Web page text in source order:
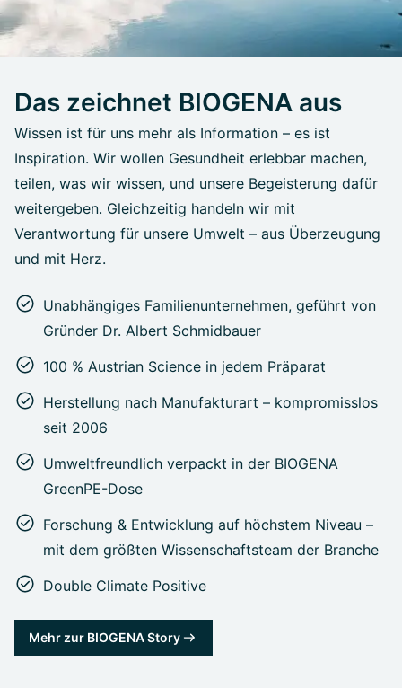
Das zeichnet BIOGENA aus
Wissen ist für uns mehr als Information – es ist
Inspiration. Wir wollen Gesundheit erlebbar machen,
teilen, was wir wissen, und unsere Begeisterung dafür
weitergeben. Gleichzeitig handeln wir mit
Verantwortung für unsere Umwelt – aus Überzeugung
und mit Herz.
Unabhängiges Familienunternehmen, geführt von
Gründer Dr. Albert Schmidbauer
100 % Austrian Science in jedem Präparat
Herstellung nach Manufakturart – kompromisslos
seit 2006
Umweltfreundlich verpackt in der BIOGENA
GreenPE-Dose
Forschung & Entwicklung auf höchstem Niveau –
mit dem größten Wissenschaftsteam der Branche
Double Climate Positive
Mehr zur BIOGENA Story